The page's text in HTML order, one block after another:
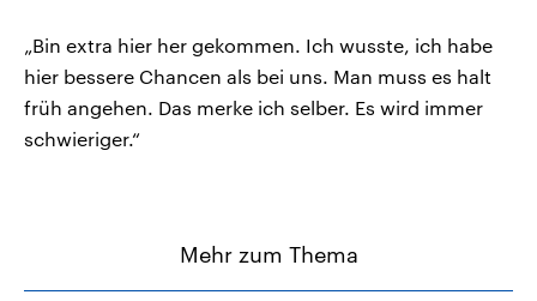
„Bin extra hier her gekommen. Ich wusste, ich habe
hier bessere Chancen als bei uns. Man muss es halt
früh angehen. Das merke ich selber. Es wird immer
schwieriger.“
Mehr zum Thema